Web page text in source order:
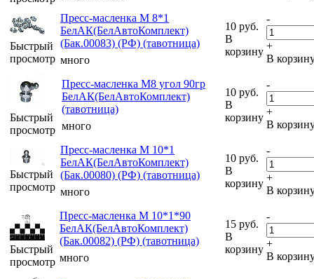
Быстрый
просмотр
Пресс-масленка М 8*1
БелАК(БелАвтоКомплект)
(Бак.00083) (РФ) (тавотница)
много
10 руб.
В
корзину
-
+
В
Быстрый
просмотр
Пресс-масленка М8 угол 90гр
БелАК(БелАвтоКомплект)
(тавотница)
много
10 руб.
В
корзину
-
+
В
Быстрый
просмотр
Пресс-масленка М 10*1
БелАК(БелАвтоКомплект)
(Бак.00080) (РФ) (тавотница)
много
10 руб.
В
корзину
-
+
В
Быстрый
просмотр
Пресс-масленка М 10*1*90
БелАК(БелАвтоКомплект)
(Бак.00082) (РФ) (тавотница)
много
15 руб.
В
корзину
-
+
В